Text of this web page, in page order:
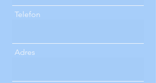
Telefon
Adres